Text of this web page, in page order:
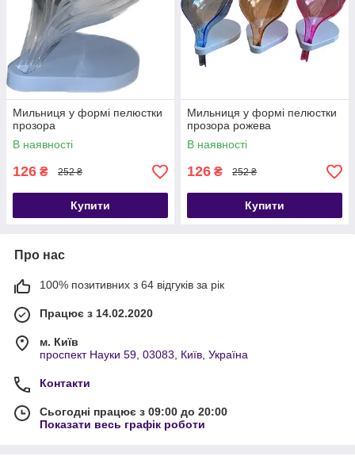
Мильниця у формі пелюстки
прозора
В наявності
126 ₴ 252 ₴
Купити
Мильниця у формі пелюстки
прозора рожева
В наявності
126 ₴ 252 ₴
Купити
Про нас
100% позитивних з 64 відгуків за рік
Працює з 14.02.2020
м. Київ
проспект Науки 59, 03083, Київ, Україна
Контакти
Сьогодні працює з 09:00 до 20:00
Показати весь графік роботи